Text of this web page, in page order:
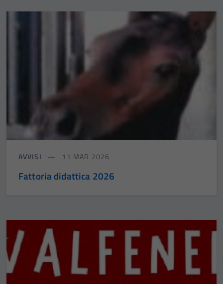
AVVISI 11 MAR 2026
Fattoria didattica 2026